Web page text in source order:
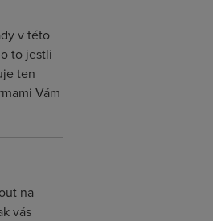
v této
to jestli
ten
Vám
na
vás